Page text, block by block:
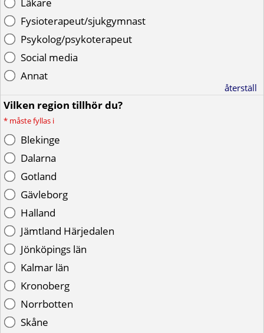
Fysioterapeut/sjukgymnast
Psykolog/psykoterapeut
Social media
Annat
återställ
Vilken region tillhör du?
* måste fyllas i
Blekinge
Dalarna
Gotland
Gävleborg
Halland
Jämtland Härjedalen
Jönköpings län
Kalmar län
Kronoberg
Norrbotten
Skåne